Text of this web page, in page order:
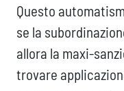
Questo
se la
allora la maxi-
trovare